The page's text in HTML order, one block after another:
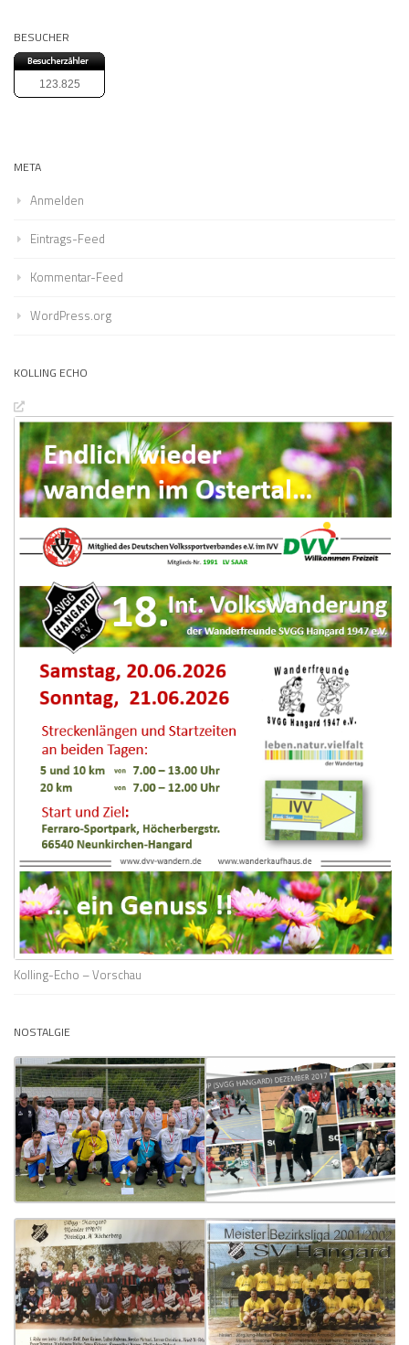
BESUCHER
123.825
META
Anmelden
Eintrags-Feed
Kommentar-Feed
WordPress.org
KOLLING ECHO
Kolling-Echo – Vorschau
NOSTALGIE